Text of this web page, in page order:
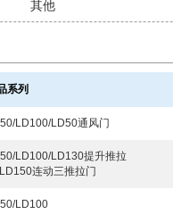
其他
系列
LD100/LD50通风门
LD100/LD130提升推拉
连动三推拉门
LD100